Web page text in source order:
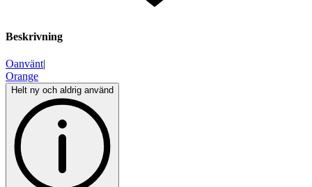
Beskrivning
Oanvänt|
Orange
Helt ny och aldrig använd